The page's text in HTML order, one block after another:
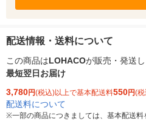
配送情報・送料について
この商品はLOHACOが販売・発送し
最短翌日お届け
3,780円(税込)以上で基本配送料550円(
配送料について
※一部の商品につきましては、基本配送料